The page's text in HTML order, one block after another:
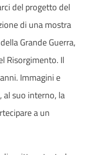
del progetto del
di una mostra
Grande Guerra,
Risorgimento. Il
Immagini e
al suo interno, la
a un